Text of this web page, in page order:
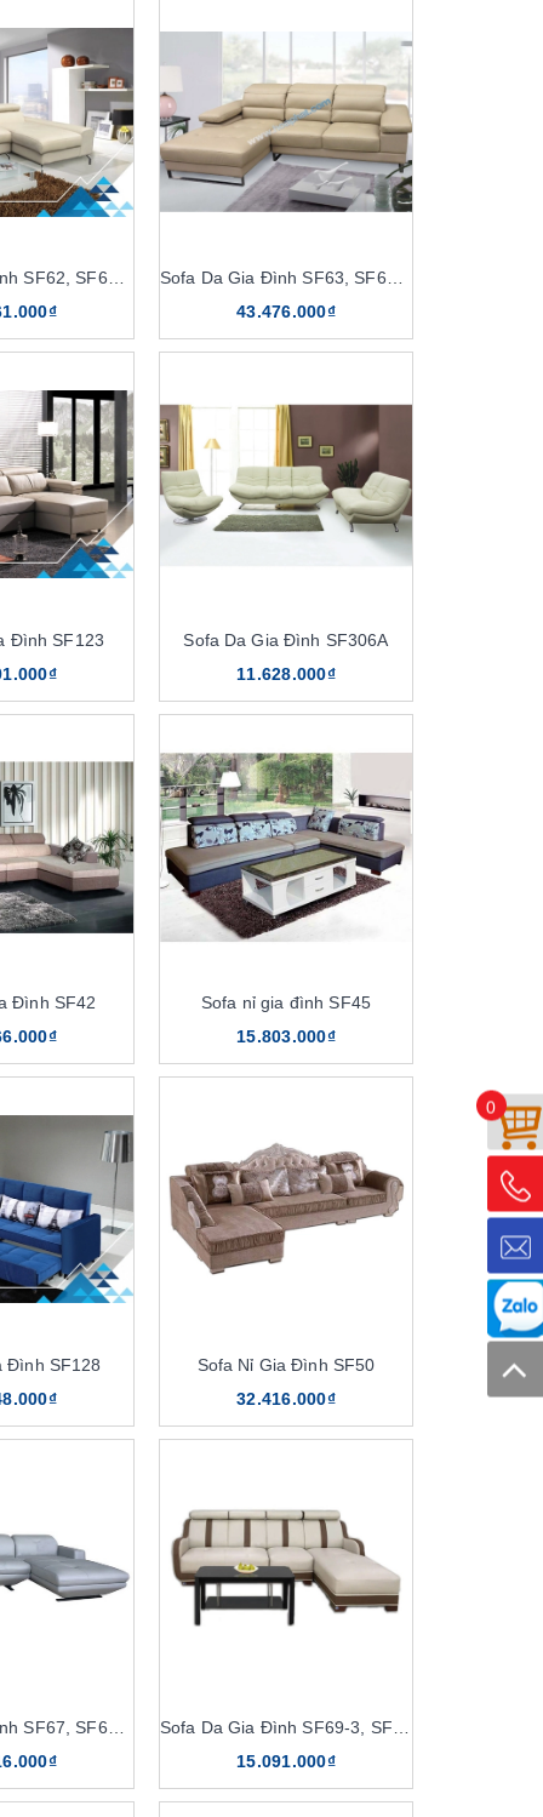
43.476.000₫
Đình SF123
Sofa Da Gia Đình SF306A
11.628.000₫
Đình SF42
Sofa nỉ gia đình SF45
15.803.000₫
Đình SF128
Sofa Nỉ Gia Đình SF50
32.416.000₫
15.091.000₫
0